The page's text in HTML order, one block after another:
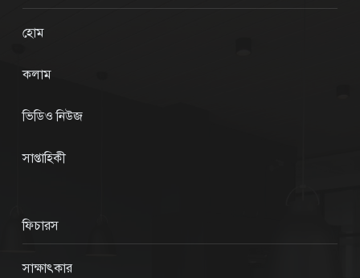
হোম
কলাম
ভিডিও নিউজ
সাপ্তাহিকী
ফিচারস
সাক্ষাৎকার